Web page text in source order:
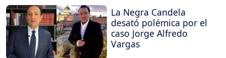
La Negra Candela
desató polémica por el
caso Jorge Alfredo
Vargas